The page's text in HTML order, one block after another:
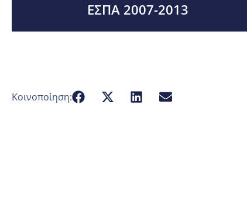
ΕΣΠΑ 2007-2013
Κοινοποίηση: